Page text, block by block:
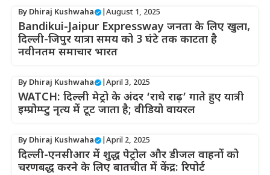
By Dhiraj Kushwaha August 1, 2025
Bandikui-Jaipur Expressway जनता के लिए खुला,
दिल्ली-जिपुर यात्रा समय को 3 घंटे तक काटता है
नवीनतम समाचार भारत
By Dhiraj Kushwaha April 3, 2025
WATCH: दिल्ली मेट्रो के अंदर ‘राधे राढ़’ गाते हुए यात्री
इम्प्रोम्प्टु नृत्य में टूट जाता है; वीडियो वायरल
By Dhiraj Kushwaha April 2, 2025
दिल्ली-एनसीआर में शुद्ध पेट्रोल और डीजल वाहनों को
चरणबद्ध करने के लिए बातचीत में केंद्र: रिपोर्ट